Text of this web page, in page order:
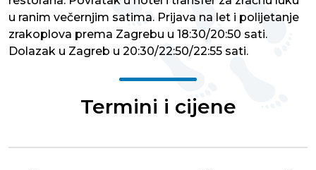
u ranim večernjim satima. Prijava na let i polijetanje
zrakoplova prema Zagrebu u 18:30/20:50 sati.
Dolazak u Zagreb u 20:30/22:50/22:55 sati.
Termini i cijene